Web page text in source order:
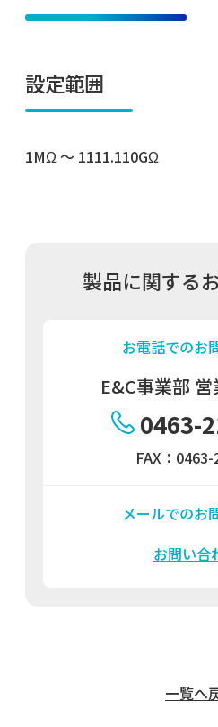
設定範囲
1MΩ ～ 1111.110GΩ
製品に関する
お電話でのお
E&C事業部
0463-
FAX：
メールでのお
お問い合
一覧へ